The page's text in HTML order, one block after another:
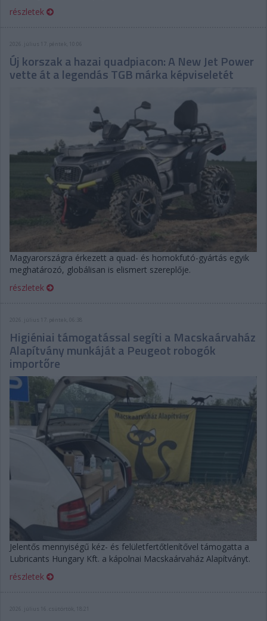
részletek
2026. július 17. péntek, 10:06
Új korszak a hazai quadpiacon: A New Jet Power
vette át a legendás TGB márka képviseletét
Magyarországra érkezett a quad- és homokfutó-gyártás egyik
meghatározó, globálisan is elismert szereplője.
részletek
2026. július 17. péntek, 06:38
Higiéniai támogatással segíti a Macskaárvaház
Alapítvány munkáját a Peugeot robogók
importőre
Jelentős mennyiségű kéz- és felületfertőtlenítővel támogatta a
Lubricants Hungary Kft. a kápolnai Macskaárvaház Alapítványt.
részletek
2026. július 16. csütörtök, 18:21